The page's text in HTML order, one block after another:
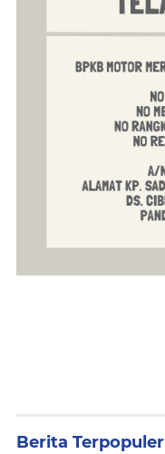
Berita Terpopuler